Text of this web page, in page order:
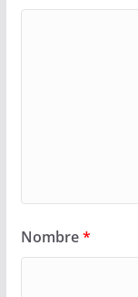
Nombre*